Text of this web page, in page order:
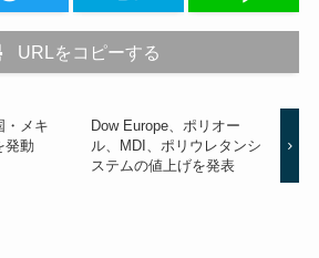
URLをコピーする
・メキ
発動
Dow Europe、ポリオー
ル、MDI、ポリウレタンシ
ステムの値上げを発表